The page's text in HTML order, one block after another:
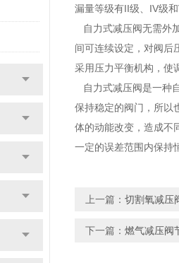
漏量等级有II级、IV级
自力式减压阀无需外
间可连续设定，对阀后
采用压力平衡机构，使
自力式减压阀是一种
保持稳定的阀门，所以
体的动能改变，造成不
一定的误差范围内保持
上一篇： 切割氧减压
下一篇： 燃气减压阀